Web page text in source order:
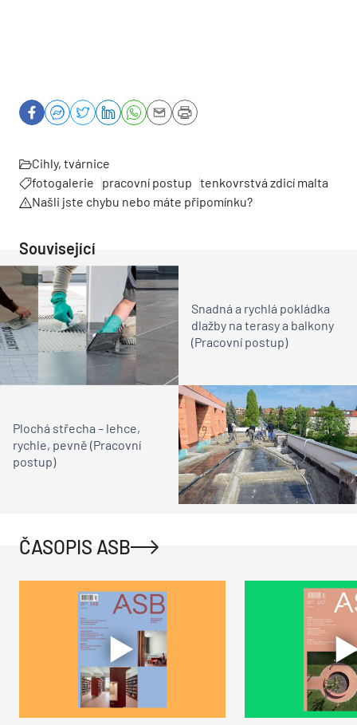
Cihly, tvárnice
fotogalerie
pracovní postup tenkovrstvá zdicí malta
Našli jste chybu nebo máte připomínku?
Související
Snadná a rychlá pokládka
dlažby na terasy a balkony
(Pracovní postup)
Plochá střecha – lehce,
rychle, pevně (Pracovní
postup)
ČASOPIS ASB